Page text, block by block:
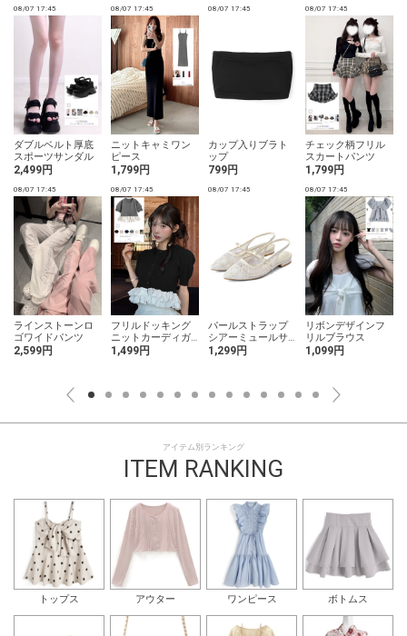
08/07 17:45
ダブルベルト厚底
スポーツサンダル
2,499円
08/07 17:45
ニットキャミワン
ピース
1,799円
08/07 17:45
カップ入りブラト
ップ
799円
08/07 17:45
チェック柄フリル
スカートパンツ
1,799円
08/07 17:45
ラインストーンロ
ゴワイドパンツ
2,599円
08/07 17:45
フリルドッキング
ニットカーディガ
ン
1,499円
08/07 17:45
パールストラップ
シアーミュールサ
ンダル
1,299円
08/07 17:45
リボンデザインフ
リルブラウス
1,099円
アイテム別ランキング
ITEM RANKING
トップス アウター ワンピース ボトムス